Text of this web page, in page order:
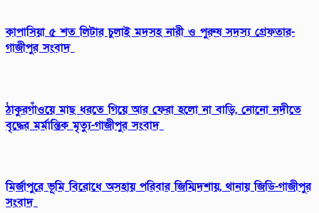
কাপাসিয়া ৫ শত লিটার চুলাই মদসহ নারী ও পুরুষ সদস্য গ্রেফতার-
গাজীপুর সংবাদ
ঠাকুরগাঁওয়ে মাছ ধরতে গিয়ে আর ফেরা হলো না বাড়ি, নোনো নদীতে
বৃদ্ধের মর্মান্তিক মৃত্যু-গাজীপুর সংবাদ
মির্জাপুরে ভূমি বিরোধে অসহায় পরিবার জিম্মিদশায়, থানায় জিডি-গাজীপুর
সংবাদ